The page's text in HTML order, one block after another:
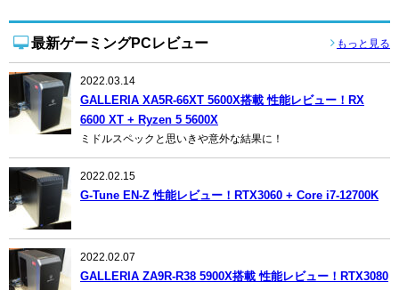
最新ゲーミングPCレビュー もっと見る
2022.03.14
GALLERIA XA5R-66XT 5600X搭載 性能レビュー！RX
6600 XT + Ryzen 5 5600X
ミドルスペックと思いきや意外な結果に！
2022.02.15
G-Tune EN-Z 性能レビュー！RTX3060 + Core i7-12700K
2022.02.07
GALLERIA ZA9R-R38 5900X搭載 性能レビュー！RTX3080